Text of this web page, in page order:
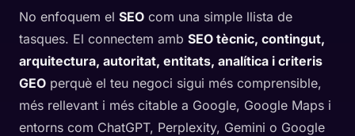
No enfoquem el SEO com una simple llista de
tasques. El connectem amb SEO tècnic, contingut,
arquitectura, autoritat, entitats, analítica i criteris
GEO perquè el teu negoci sigui més comprensible,
més rellevant i més citable a Google, Google Maps i
entorns com ChatGPT, Perplexity, Gemini o Google